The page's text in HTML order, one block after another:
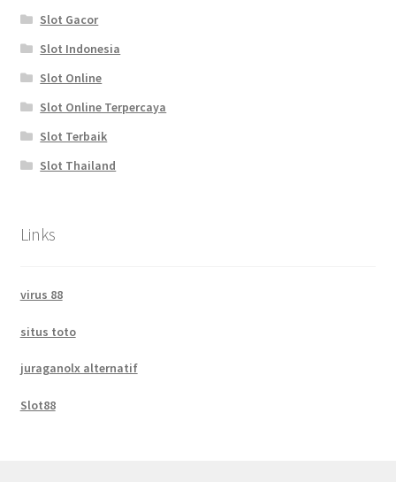
Slot Gacor
Slot Indonesia
Slot Online
Slot Online Terpercaya
Slot Terbaik
Slot Thailand
Links
virus 88
situs toto
juraganolx alternatif
Slot88